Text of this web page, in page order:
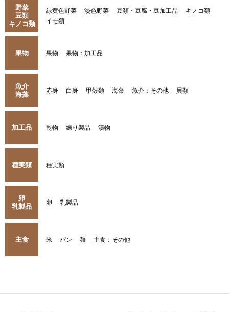
野菜
豆類
キノコ類
緑黄色野菜 淡色野菜 豆類・豆腐・豆加工品
キノコ類
イモ類
果物 果物 果物：加工品
魚介
海藻
赤身 白身 甲殻類 海藻 魚介：その他 貝類
加工品 乾物 練り製品 漬物
種実類 種実類
卵
乳製品
卵 乳製品
主食 米 パン 麺 主食：その他